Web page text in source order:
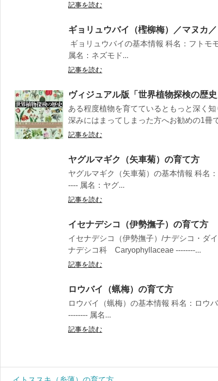
記事を読む
ギョリュウバイ（檉柳梅）／マヌカ
ギョリュウバイの基本情報 科名：フトモ
属名：ネズモド...
記事を読む
ヴィジュアル版「世界植物探検の歴
ある程度植物を育てているともっと深く
深みにはまってしまった方へお勧めの1冊
記事を読む
ヤグルマギク（矢車菊）の育て方
ヤグルマギク（矢車菊）の基本情報 科名
---- 属名：ヤグ...
記事を読む
イセナデシコ（伊勢撫子）の育て方
イセナデシコ（伊勢撫子）/ナデシコ・ダ
ナデシコ科 Caryophyllaceae --------...
記事を読む
ロウバイ（蝋梅）の育て方
ロウバイ（蝋梅）の基本情報 科名：ロウ
-------- 属名...
記事を読む